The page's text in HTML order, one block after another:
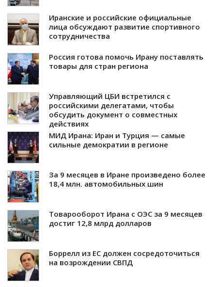
Иранские и российские официальные
лица обсуждают развитие спортивного
сотрудничества
Россия готова помочь Ирану поставлять
товары для стран региона
Управляющий ЦБИ встретился с
российскими делегатами, чтобы
обсудить документ о совместных
действиях
МИД Ирана: Иран и Турция — самые
сильные демократии в регионе
За 9 месяцев в Иране произведено более
18,4 млн. автомобильных шин
Товарооборот Ирана с ОЭС за 9 месяцев
достиг 12,8 млрд долларов
Боррелл из ЕС должен сосредоточиться
на возрождении СВПД